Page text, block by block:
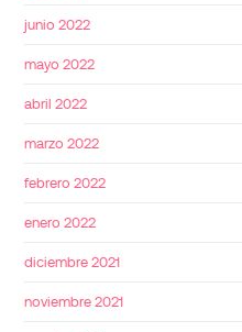
junio 2022
mayo 2022
abril 2022
marzo 2022
febrero 2022
enero 2022
diciembre 2021
noviembre 2021